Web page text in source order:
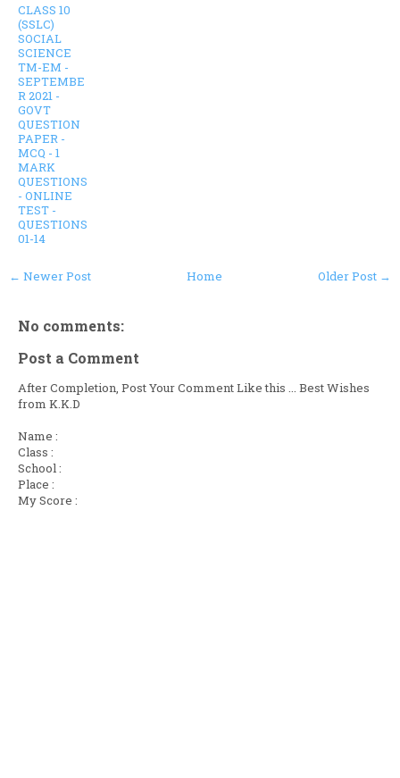
CLASS 10
(SSLC)
SOCIAL
SCIENCE
TM-EM -
SEPTEMBE
R 2021 -
GOVT
QUESTION
PAPER -
MCQ - 1
MARK
QUESTIONS
- ONLINE
TEST -
QUESTIONS
01-14
← Newer Post Older Post →
Home
No comments:
Post a Comment
After Completion, Post Your Comment Like this ... Best Wishes
from K.K.D
Name :
Class :
School :
Place :
My Score :